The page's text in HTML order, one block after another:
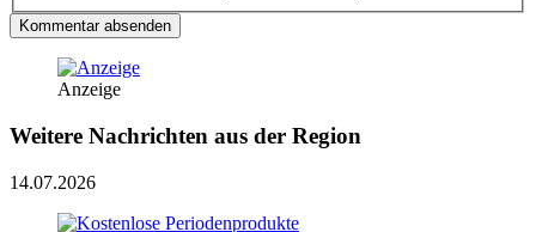
Kommentar absenden
Anzeige
Weitere Nachrichten aus der Region
14.07.2026